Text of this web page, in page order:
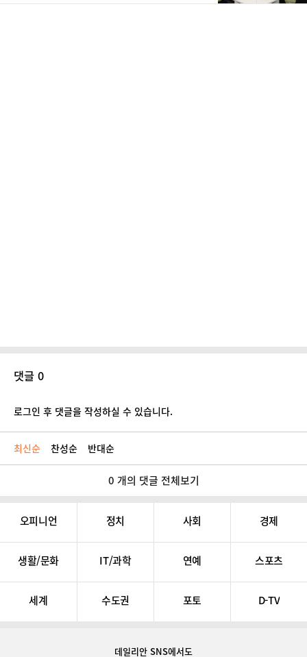
댓글 0
로그인 후 댓글을 작성하실 수 있습니다.
최신순 찬성순 반대순
0 개의 댓글 전체보기
오피니언 정치 사회 경제
생활/문화 IT/과학 연예 스포츠
세계 수도권 포토 D-TV
데일리안 SNS에서도